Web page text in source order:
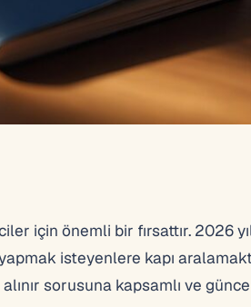
için önemli bir fırsattır. 2026
isteyenlere kapı
sorusuna kapsamlı ve